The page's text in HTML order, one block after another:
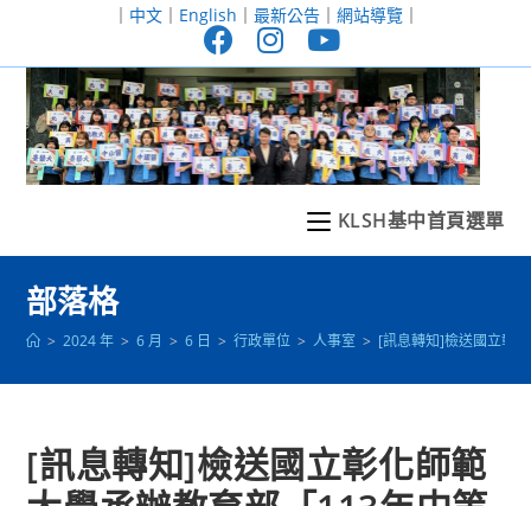
至
｜ 中文｜ English ｜ 最新公告｜ 網站導覽｜
KLSH基中首頁選單
部落格
> 2024 年 > 6 月 > 6 日 > 行政單位 > 人事室 > [訊息轉知]檢送國立彰
[訊息轉知]檢送國立彰化師範